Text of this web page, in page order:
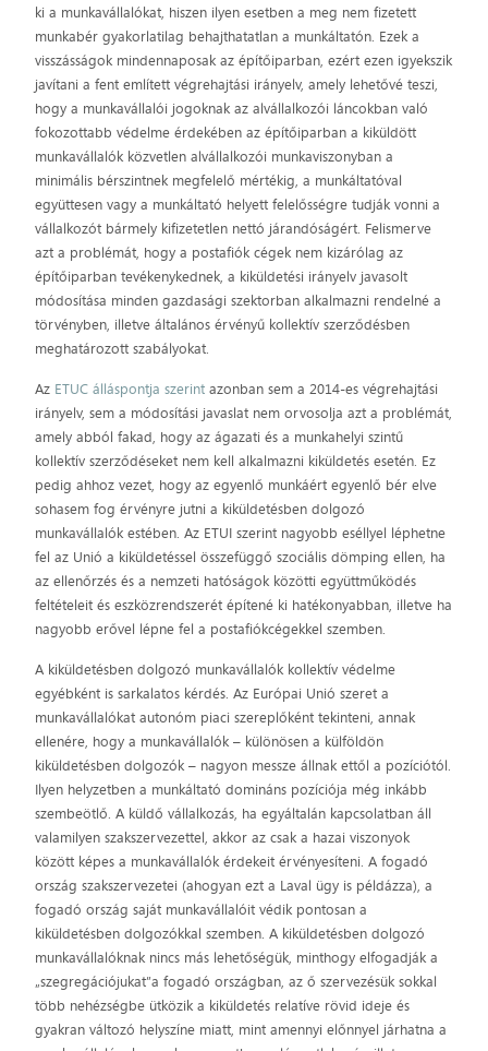
ki a munkavállalókat, hiszen ilyen esetben a meg nem fizetett
munkabér gyakorlatilag behajthatatlan a munkáltatón. Ezek a
visszásságok mindennaposak az építőiparban, ezért ezen igyekszik
javítani a fent említett végrehajtási irányelv, amely lehetővé teszi,
hogy a munkavállalói jogoknak az alvállalkozói láncokban való
fokozottabb védelme érdekében az építőiparban a kiküldött
munkavállalók közvetlen alvállalkozói munkaviszonyban a
minimális bérszintnek megfelelő mértékig, a munkáltatóval
együttesen vagy a munkáltató helyett felelősségre tudják vonni a
vállalkozót bármely kifizetetlen nettó járandóságért. Felismerve
azt a problémát, hogy a postafiók cégek nem kizárólag az
építőiparban tevékenykednek, a kiküldetési irányelv javasolt
módosítása minden gazdasági szektorban alkalmazni rendelné a
törvényben, illetve általános érvényű kollektív szerződésben
meghatározott szabályokat.
Az ETUC álláspontja szerint azonban sem a 2014-es végrehajtási
irányelv, sem a módosítási javaslat nem orvosolja azt a problémát,
amely abból fakad, hogy az ágazati és a munkahelyi szintű
kollektív szerződéseket nem kell alkalmazni kiküldetés esetén. Ez
pedig ahhoz vezet, hogy az egyenlő munkáért egyenlő bér elve
sohasem fog érvényre jutni a kiküldetésben dolgozó
munkavállalók estében. Az ETUI szerint nagyobb eséllyel léphetne
fel az Unió a kiküldetéssel összefüggő szociális dömping ellen, ha
az ellenőrzés és a nemzeti hatóságok közötti együttműködés
feltételeit és eszközrendszerét építené ki hatékonyabban, illetve ha
nagyobb erővel lépne fel a postafiókcégekkel szemben.
A kiküldetésben dolgozó munkavállalók kollektív védelme
egyébként is sarkalatos kérdés. Az Európai Unió szeret a
munkavállalókat autonóm piaci szereplőként tekinteni, annak
ellenére, hogy a munkavállalók – különösen a külföldön
kiküldetésben dolgozók – nagyon messze állnak ettől a pozíciótól.
Ilyen helyzetben a munkáltató domináns pozíciója még inkább
szembeötlő. A küldő vállalkozás, ha egyáltalán kapcsolatban áll
valamilyen szakszervezettel, akkor az csak a hazai viszonyok
között képes a munkavállalók érdekeit érvényesíteni. A fogadó
ország szakszervezetei (ahogyan ezt a Laval ügy is példázza), a
fogadó ország saját munkavállalóit védik pontosan a
kiküldetésben dolgozókkal szemben. A kiküldetésben dolgozó
munkavállalóknak nincs más lehetőségük, minthogy elfogadják a
„szegregációjukat”a fogadó országban, az ő szervezésük sokkal
több nehézségbe ütközik a kiküldetés relatíve rövid ideje és
gyakran változó helyszíne miatt, mint amennyi előnnyel járhatna a